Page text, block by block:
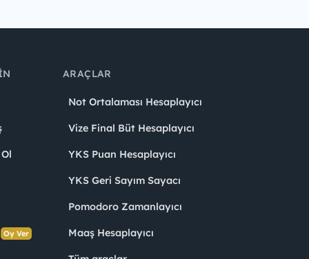
Oy Ver
ARAÇLAR
Not Ortalaması Hesaplayıcı
Vize Final Büt Hesaplayıcı
YKS Puan Hesaplayıcı
YKS Geri Sayım Sayacı
Pomodoro Zamanlayıcı
Maaş Hesaplayıcı